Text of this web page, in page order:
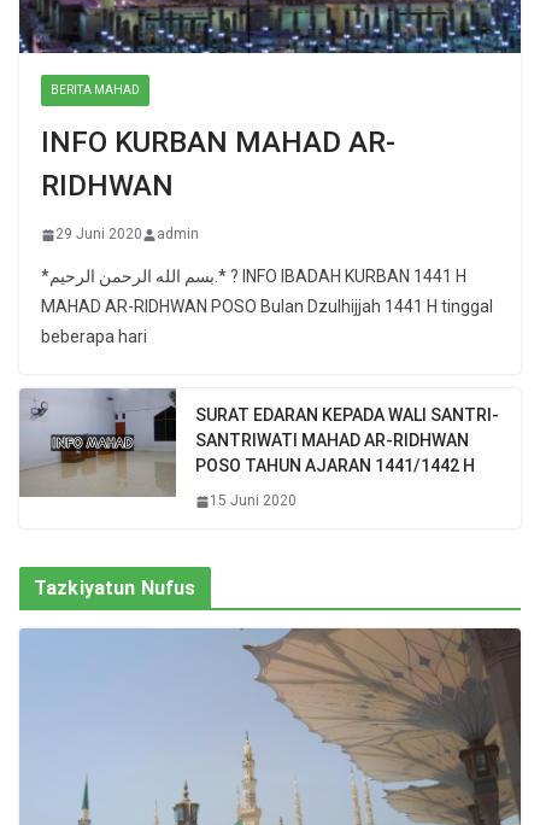
BERITA MAHAD
INFO KURBAN MAHAD AR-
RIDHWAN
29 Juni 2020 admin
*بسم الله الرحمن الرحيم.* ? INFO IBADAH KURBAN 1441 H
MAHAD AR-RIDHWAN POSO Bulan Dzulhijjah 1441 H tinggal
beberapa hari
SURAT EDARAN KEPADA WALI SANTRI-
SANTRIWATI MAHAD AR-RIDHWAN
POSO TAHUN AJARAN 1441/1442 H
15 Juni 2020
Tazkiyatun Nufus